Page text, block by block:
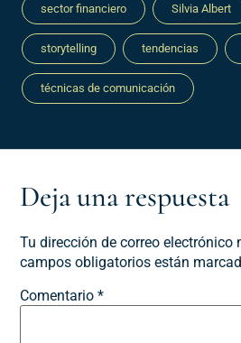
sector financiero Silvia Albert
storytelling tendencias
técnicas de comunicación
Deja una respuesta
Tu dirección de correo electrónico
campos obligatorios están
Comentario*